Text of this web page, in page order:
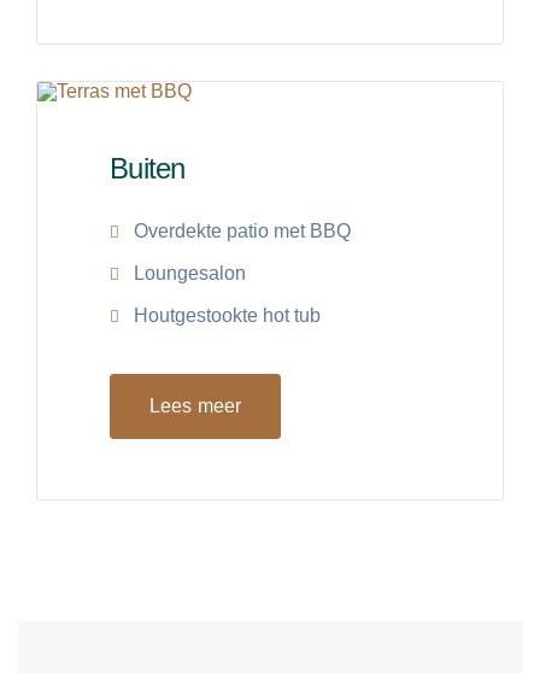
Buiten
Overdekte patio met BBQ
Loungesalon
Houtgestookte hot tub
Lees meer